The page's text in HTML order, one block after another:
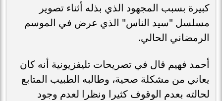
كبيرة بسبب المجهود الذي بذله أثناء تصوير
مسلسل "سيد الناس" الذي عرض في الموسم
الرمضاني الحالي.
أحمد فهيم قال في تصريحات تليفزيونية أنه كان
يعاني من مشكلة صحية، وطالبه الطبيب المتابع
لحالته بعدم الوقوف كثيرا ونظرا لعدم وجود